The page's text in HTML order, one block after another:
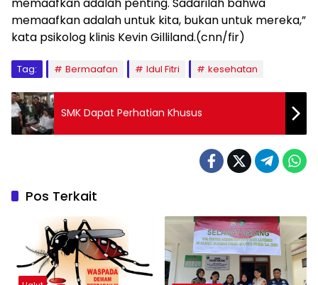
memaafkan adalah untuk kita, bukan untuk mereka,”
kata psikolog klinis Kevin Gilliland.(cnn/fir)
Tag: Bermaafan Idul Fitri kesehatan
SMK Dapat Perhatian Khusus
Pos Terkait